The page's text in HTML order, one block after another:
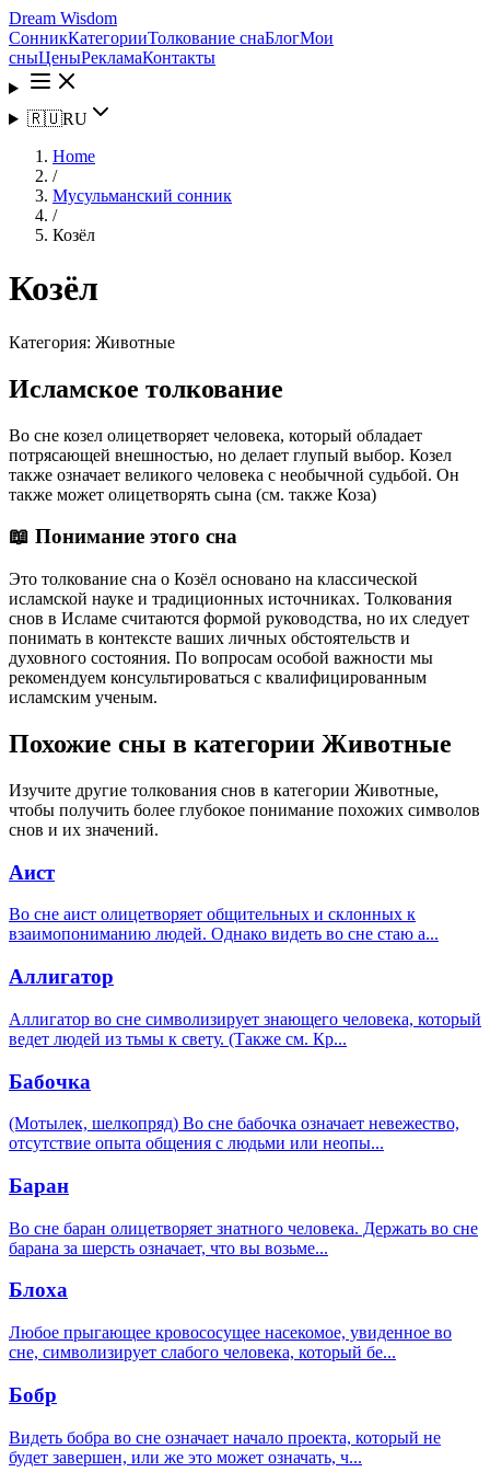
Dream Wisdom
СонникКатегорииТолкование снаБлогМои
сныЦеныРекламаКонтакты
🇷🇺RU
Home
/
Мусульманский сонник
/
Козёл
Козёл
Категория: Животные
Исламское толкование
Во сне козел олицетворяет человека, который обладает
потрясающей внешностью, но делает глупый выбор. Козел
также означает великого человека с необычной судьбой. Он
также может олицетворять сына (см. также Коза)
📖 Понимание этого сна
Это толкование сна о Козёл основано на классической
исламской науке и традиционных источниках. Толкования
снов в Исламе считаются формой руководства, но их следует
понимать в контексте ваших личных обстоятельств и
духовного состояния. По вопросам особой важности мы
рекомендуем консультироваться с квалифицированным
исламским ученым.
Похожие сны в категории Животные
Изучите другие толкования снов в категории Животные,
чтобы получить более глубокое понимание похожих символов
снов и их значений.
Аист
Во сне аист олицетворяет общительных и склонных к
взаимопониманию людей. Однако видеть во сне стаю а...
Аллигатор
Аллигатор во сне символизирует знающего человека, который
ведет людей из тьмы к свету. (Также см. Кр...
Бабочка
(Мотылек, шелкопряд) Во сне бабочка означает невежество,
отсутствие опыта общения с людьми или неопы...
Баран
Во сне баран олицетворяет знатного человека. Держать во сне
барана за шерсть означает, что вы возьме...
Блоха
Любое прыгающее кровососущее насекомое, увиденное во
сне, символизирует слабого человека, который бе...
Бобр
Видеть бобра во сне означает начало проекта, который не
будет завершен, или же это может означать, ч...